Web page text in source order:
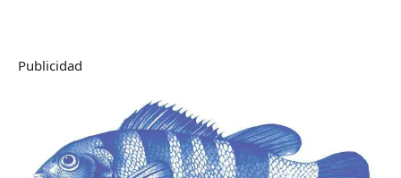
Publicidad